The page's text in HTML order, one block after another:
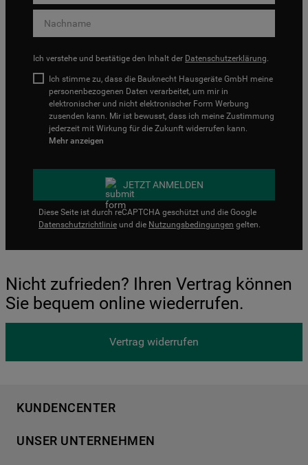
Ich verstehe und bestätige den Inhalt der Datenschutzerklärung.
Ich stimme zu, dass die Bauknecht Hausgeräte GmbH meine
personenbezogenen Daten verarbeitet, um mir in
elektronischer und nicht elektronischer Form Werbung
zusenden kann. Mir ist bewusst, dass ich meine Zustimmung
jederzeit mit Wirkung für die Zukunft widerrufen kann.
Mehr anzeigen
JETZT ANMELDEN
Diese Seite ist durch reCAPTCHA geschützt und die Google
Datenschutzrichtlinie und die Nutzungsbedingungen gelten.
Nicht zufrieden? Ihren Vertrag können
Sie bequem online wiederrufen.
Vertrag widerrufen
KUNDENCENTER
Händlersuche
UNSER UNTERNEHMEN